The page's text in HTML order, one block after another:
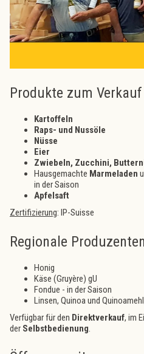
Produkte zum
Kartoffeln
Raps- und Nussöle
Nüsse
Eier
Zwiebeln, Zucchini,
Hausgemachte Marmeladen
in der Saison
Apfelsaft
Zertifizierung: IP-Suisse
Regionale
Honig
Käse (Gruyère) gU
Fondue - in der Saison
Linsen, Quinoa und
Verfügbar für den Direktverkauf, im
der Selbstbedienung